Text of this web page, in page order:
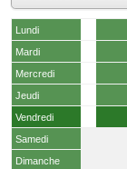
Lundi
Mardi
Mercredi
Jeudi
Vendredi
Samedi
Dimanche